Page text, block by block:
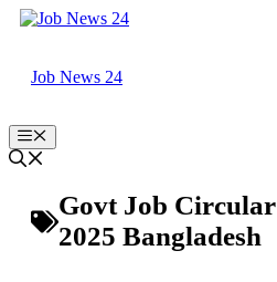
Skip
Job News 24
Menu
Govt Job Circular
2025 Bangladesh